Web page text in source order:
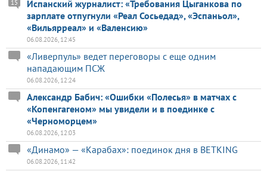
Испанский журналист: «Требования Цыганкова по
зарплате отпугнули «Реал Сосьедад», «Эспаньол»,
«Вильярреал» и «Валенсию»
15
06.08.2026, 12:45
«Ливерпуль» ведет переговоры с еще одним
нападающим ПСЖ
06.08.2026, 12:24
Александр Бабич: «Ошибки «Полесья» в матчах с
«Копенгагеном» мы увидели и в поединке с
«Черноморцем»
06.08.2026, 12:03
«Динамо» — «Карабах»: поединок дня в BETKING
06.08.2026, 11:42